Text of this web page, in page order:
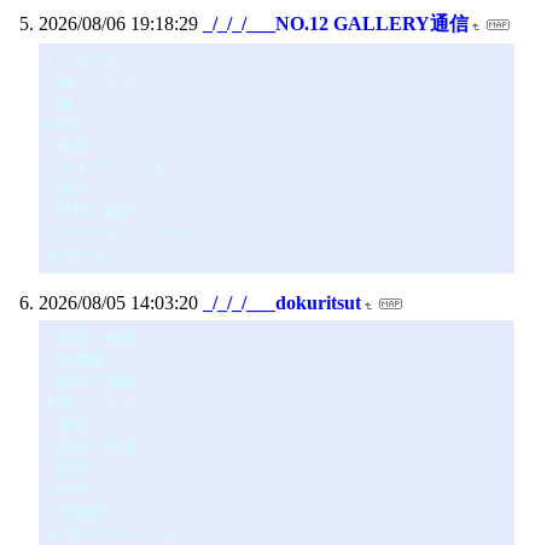
2026/08/06 19:18:29 _/_/_/___NO.12 GALLERY通信
1 コスプレ
2 車・バイク
3 癌
4 FX
5 科学
6 ライブ・バンド
7 英語
8 法律・裁判
9 スクール・セミナー
10 ゲーム
2026/08/05 14:03:20 _/_/_/___dokuritsut
1 受験・勉強
2 不動産
3 病気・闘病
4 車・バイク
5 留学
6 政治・経済
7 投資
8 科学
9 中国語
10 ライブ・バンド